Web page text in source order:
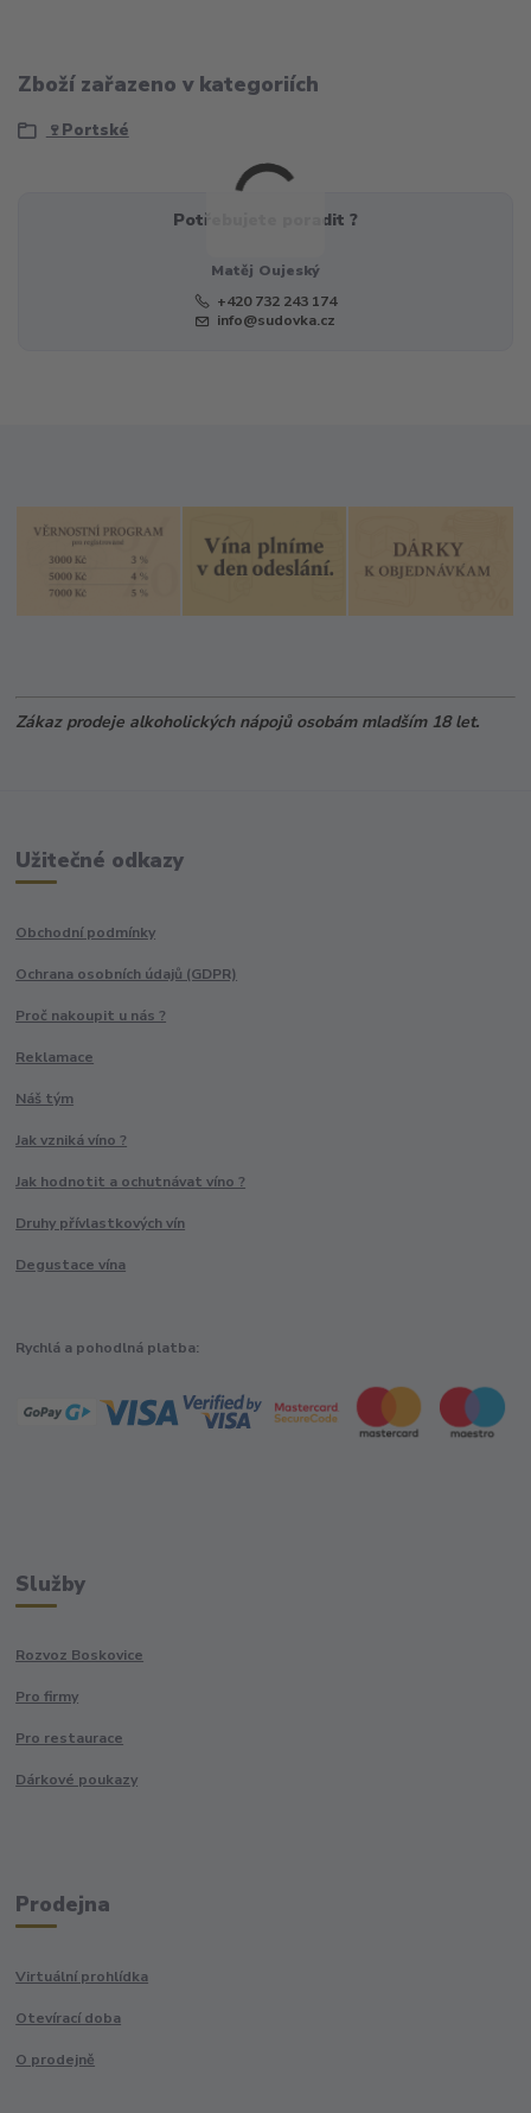
Zboží zařazeno v kategoriích
🍷Portské
Potřebujete poradit ?
Matěj Oujeský
+420 732 243 174
info@sudovka.cz
Zákaz prodeje alkoholických nápojů osobám mladším 18 let.
Užitečné odkazy
Obchodní podmínky
Ochrana osobních údajů (GDPR)
Proč nakoupit u nás ?
Reklamace
Náš tým
Jak vzniká víno ?
Jak hodnotit a ochutnávat víno ?
Druhy přívlastkových vín
Degustace vína
Rychlá a pohodlná platba:
Služby
Rozvoz Boskovice
Pro firmy
Pro restaurace
Dárkové poukazy
Prodejna
Virtuální prohlídka
Otevírací doba
O prodejně